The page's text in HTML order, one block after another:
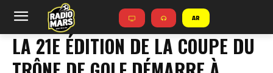
AR
LA 21E ÉDITION DE LA COUPE DU